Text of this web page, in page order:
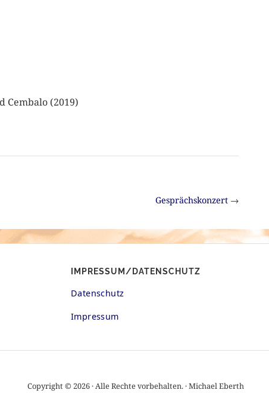
Cembalo (2019)
Gesprächskonzert→
IMPRESSUM/DATENSCHUTZ
Datenschutz
Impressum
Copyright © 2026 · Alle Rechte vorbehalten. · Michael Eberth